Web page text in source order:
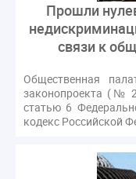
провайдеры
управляющие
Госуслуги
ЖК РФ
РСО
Стандарты и
мероприятия
общее собрание
теплоснабжение
Прошли
связи к
Общественная
законопроекта (№
статью 6
кодекс Российской